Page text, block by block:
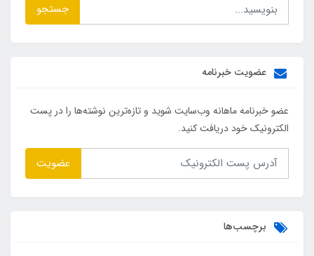
جستجو
عضویت خبرنامه
عضو خبرنامه ماهانه وب‌سایت شوید و تازه‌ترین نوشته‌ها را در پست
الکترونیک خود دریافت کنید.
عضویت
برچسب‌ها